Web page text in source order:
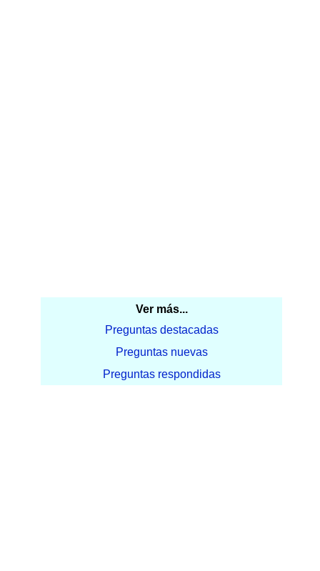
Ver más...
Preguntas destacadas
Preguntas nuevas
Preguntas respondidas